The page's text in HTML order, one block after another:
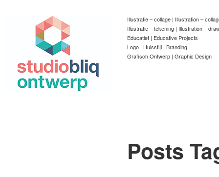
Illustratie – collage | Illustration –
Illustratie – tekening | Illustration –
Educatief | Educative Projects
Logo | Huisstijl | Branding
Grafisch Ontwerp | Graphic Design
Posts